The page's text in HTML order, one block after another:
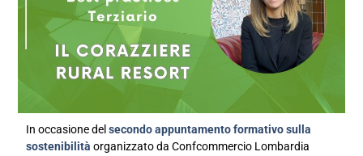
In occasione del secondo appuntamento formativo sulla
sostenibilità organizzato da Confcommercio Lombardia